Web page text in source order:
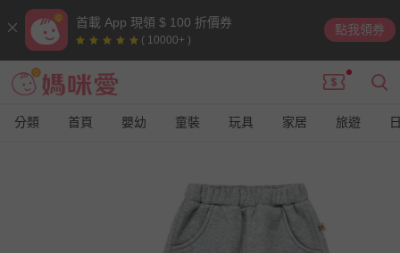
首載 App 現領 $ 100 折價券
( 10000+ )
點我領券
分類 首頁 嬰幼 童裝 玩具 家居 旅遊